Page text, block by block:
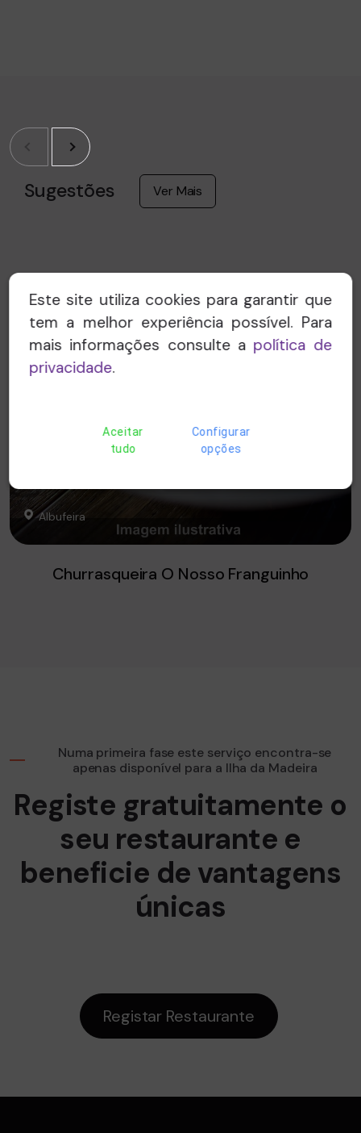
Sugestões Ver Mais
Albufeira
Churrasqueira O Nosso Franguinho
Numa primeira fase este serviço encontra-se
apenas disponível para a Ilha da Madeira
Registe gratuitamente o
seu restaurante e
beneficie de vantagens
únicas
Registar Restaurante
Este site utiliza cookies para garantir que
tem a melhor experiência possível. Para
mais informações consulte a política de
privacidade.
Aceitar
tudo
Configurar
opções